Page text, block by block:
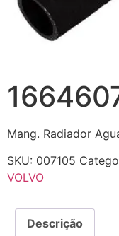
Mang. Radiador
SKU: 007105
VOLVO
Descrição